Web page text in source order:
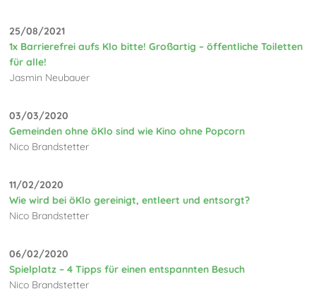
25/08/2021
1x Barrierefrei aufs Klo bitte! Großartig – öffentliche Toiletten
für alle!
Jasmin Neubauer
03/03/2020
Gemeinden ohne öKlo sind wie Kino ohne Popcorn
Nico Brandstetter
11/02/2020
Wie wird bei öKlo gereinigt, entleert und entsorgt?
Nico Brandstetter
06/02/2020
Spielplatz – 4 Tipps für einen entspannten Besuch
Nico Brandstetter